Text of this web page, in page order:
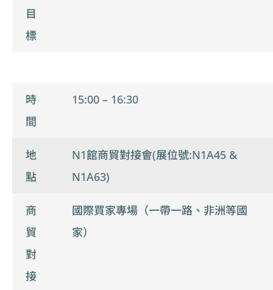
目
標
時
間
15:00 – 16:30
地
點
N1館商貿對接會(展位號:N1A45 &
N1A63)
商
貿
對
接
國際買家專場（一帶一路、非洲等國
家）